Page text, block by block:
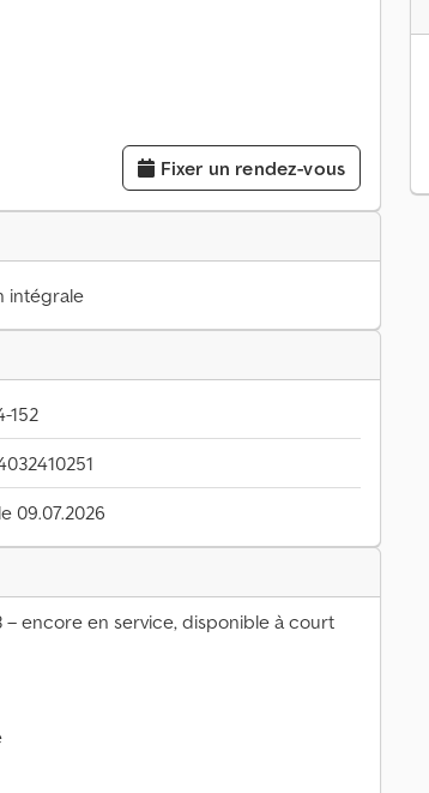
Fixer un rendez-vous
intégrale
152
09.07.2026
encore en service, disponible à court